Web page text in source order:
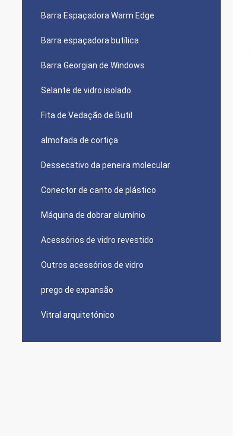
Barra Espaçadora Warm Edge
Barra espaçadora butílica
Barra Georgian de Windows
Selante de vidro isolado
Fita de Vedação de Butil
almofada de cortiça
Dessecativo da peneira molecular
Conector de canto de plástico
Máquina de dobrar alumínio
Acessórios de vidro revestido
Outros acessórios de vidro
prego de expansão
Vitral arquitetónico